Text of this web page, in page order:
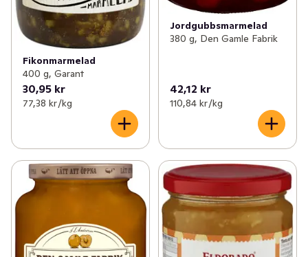
Fikonmarmelad
400 g, Garant
30,95 kr
77,38 kr /kg
Jordgubbsmarmelad
380 g, Den Gamle Fabrik
42,12 kr
110,84 kr /kg